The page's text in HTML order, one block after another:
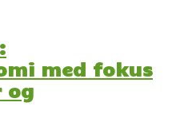
med fokus
og